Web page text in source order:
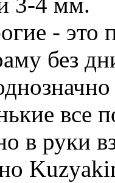
- это
без
все
в руки